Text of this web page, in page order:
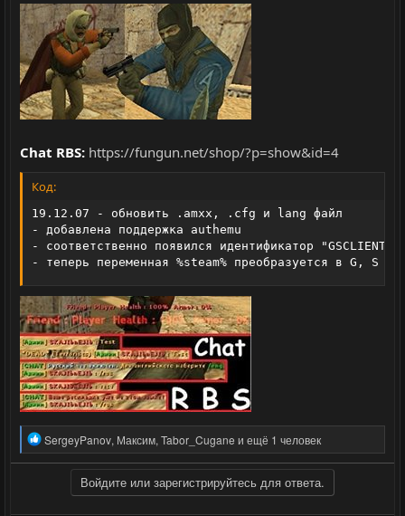
Chat RBS: https://fungun.net/shop/?p=show&id=4
Код:
19.12.07 - обновить .amxx, .cfg и lang файл
- добавлена поддержка authemu
- соответственно появился идентификатор
- теперь переменная %steam% преобразуется в G, S и
Р
е
а
SergeyPanov, Максим, Tabor_Cugane и ещё 1 человек
Войдите или зарегистрируйтесь для ответа.